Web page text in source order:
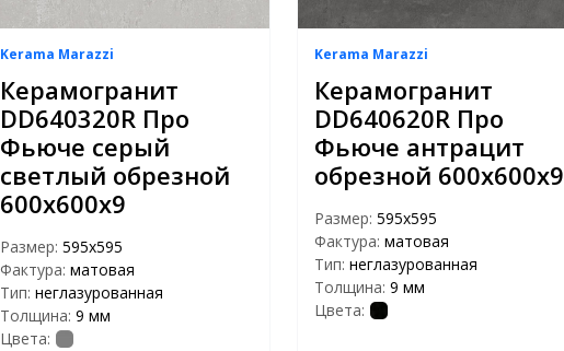
Kerama Marazzi
Керамогранит
DD640320R Про
Фьюче серый
светлый обрезной
600х600х9
Размер: 595x595
Фактура: матовая
Тип: неглазурованная
Толщина: 9 мм
Цвета:
Kerama Marazzi
Керамогранит
DD640620R Про
Фьюче антрацит
обрезной 600х600х9
Размер: 595x595
Фактура: матовая
Тип: неглазурованная
Толщина: 9 мм
Цвета: